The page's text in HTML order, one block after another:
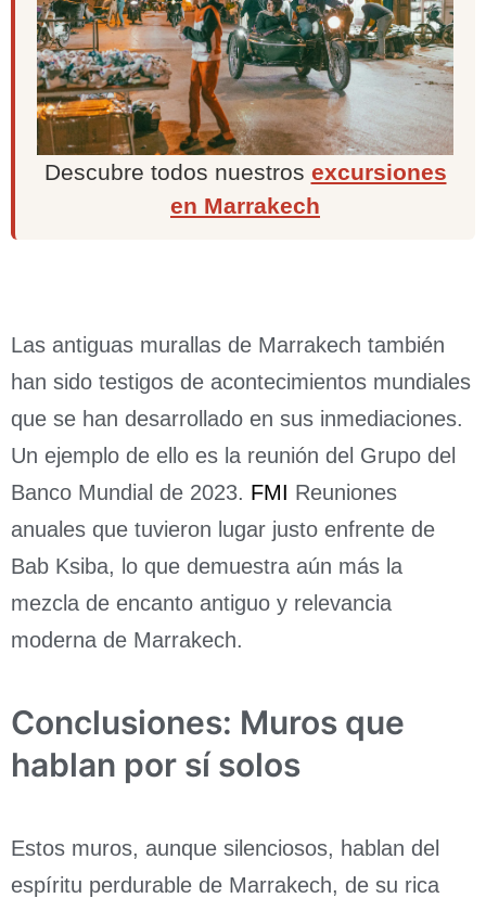
Descubre todos nuestros excursiones
en Marrakech
Las antiguas murallas de Marrakech también
han sido testigos de acontecimientos mundiales
que se han desarrollado en sus inmediaciones.
Un ejemplo de ello es la reunión del Grupo del
Banco Mundial de 2023. FMI Reuniones
anuales que tuvieron lugar justo enfrente de
Bab Ksiba, lo que demuestra aún más la
mezcla de encanto antiguo y relevancia
moderna de Marrakech.
Conclusiones: Muros que
hablan por sí solos
Estos muros, aunque silenciosos, hablan del
espíritu perdurable de Marrakech, de su rica